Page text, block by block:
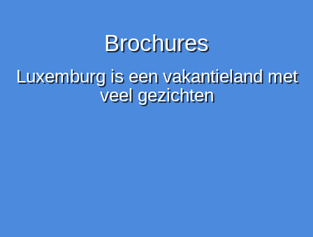
Brochures
Luxemburg is een vakantieland met
veel gezichten